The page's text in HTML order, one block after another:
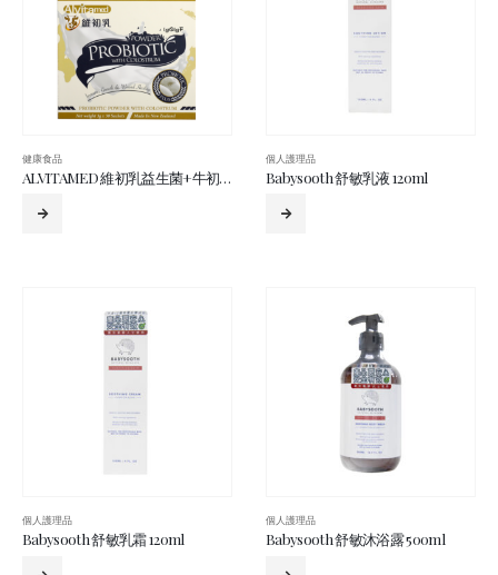
健康食品
ALVITAMED 維初乳益生菌+牛初乳 3克x30包
個人護理品
Babysooth 舒敏乳液 120ml
個人護理品
Babysooth 舒敏乳霜 120ml
個人護理品
Babysooth 舒敏沐浴露 500ml